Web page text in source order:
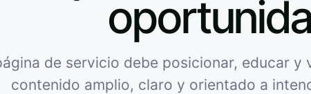
de servicio debe posicionar, educar y
contenido amplio, claro y orientado a